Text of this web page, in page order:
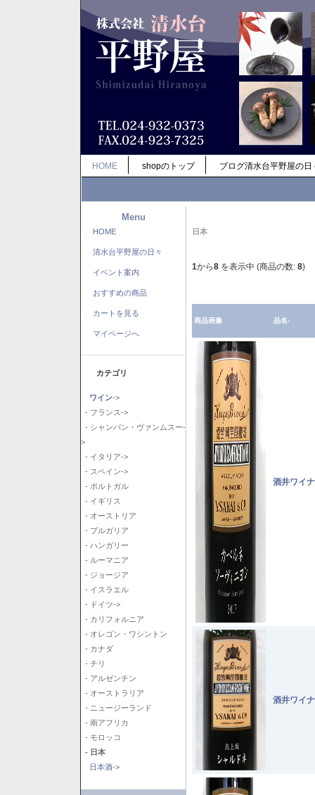
HOME shopのトップ ブログ清水台平野屋の日
Menu
HOME
清水台平野屋の日々
イベント案内
おすすめの商品
カートを見る
マイページへ
カテゴリ
ワイン->
- フランス->
- シャンパン・ヴァンムスー-
>
- イタリア->
- スペイン->
- ポルトガル
- イギリス
- オーストリア
- ブルガリア
- ハンガリー
- ルーマニア
- ジョージア
- イスラエル
- ドイツ->
- カリフォルニア
- オレゴン・ワシントン
- カナダ
- チリ
- アルゼンチン
- オーストラリア
- ニュージーランド
- 南アフリカ
- モロッコ
- 日本
日本酒->
日本
1から8 を表示中 (商品の数: 8)
商品画像 品名-
酒井ワイ
酒井ワイ